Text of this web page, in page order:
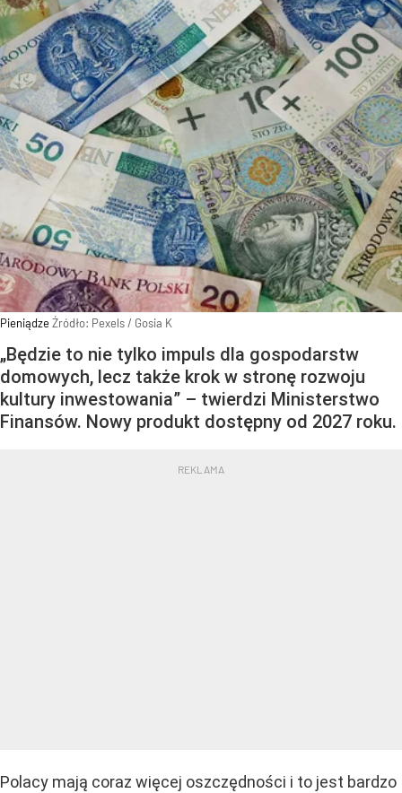
PieniądzeŹródło: Pexels/ Gosia K
„Będzie to nie tylko impuls dla gospodarstw
domowych, lecz także krok w stronę rozwoju
kultury inwestowania” – twierdzi Ministerstwo
Finansów. Nowy produkt dostępny od 2027 roku.
Polacy mają coraz więcej oszczędności i to jest bardzo